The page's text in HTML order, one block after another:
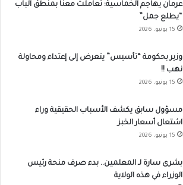
عرمان يهاجم الخماسية: تعاملت معنا بمنطق الباب
“يطلع جمل”
15 يونيو، 2026
وزير بحكومة “تأسيس” يتعرض إلى إعتداء ومحاولة
نهب !!
15 يونيو، 2026
مسؤول سابق يكشف الأسباب الحقيقية وراء
اشتعال أسعار الخبز
15 يونيو، 2026
بشرى سارة لـ المعلمين.. بدء صرف منحة رئيس
الوزراء في هذه الولاية